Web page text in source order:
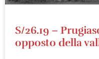
S/26.19 –
opposto della